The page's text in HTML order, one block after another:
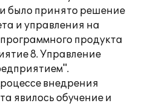
было принято решение
и управления на
продукта
8. Управление
внедрения
явилось обучение и